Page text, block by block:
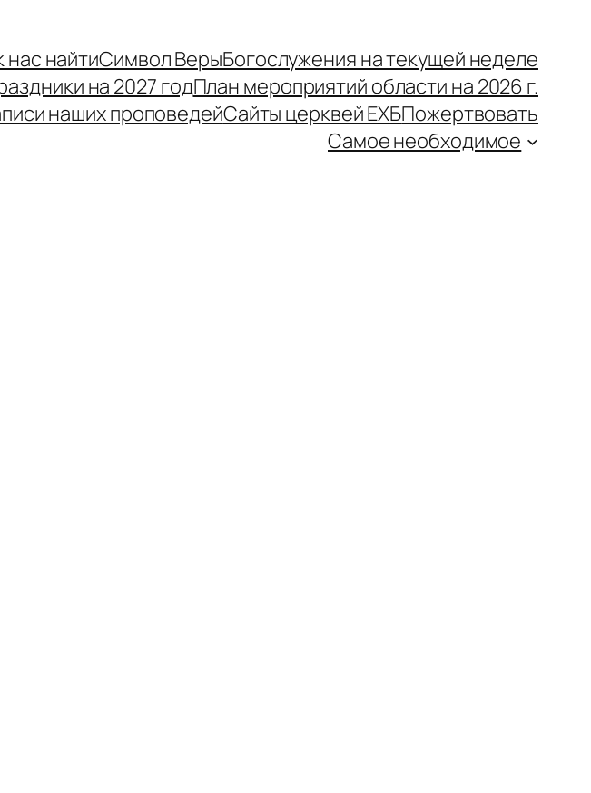
нас найтиСимвол ВерыБогослужения на текущей неделе
на 2027 годПлан мероприятий области на 2026 г.
наших проповедейСайты церквей ЕХБПожертвовать
Самое необходимое